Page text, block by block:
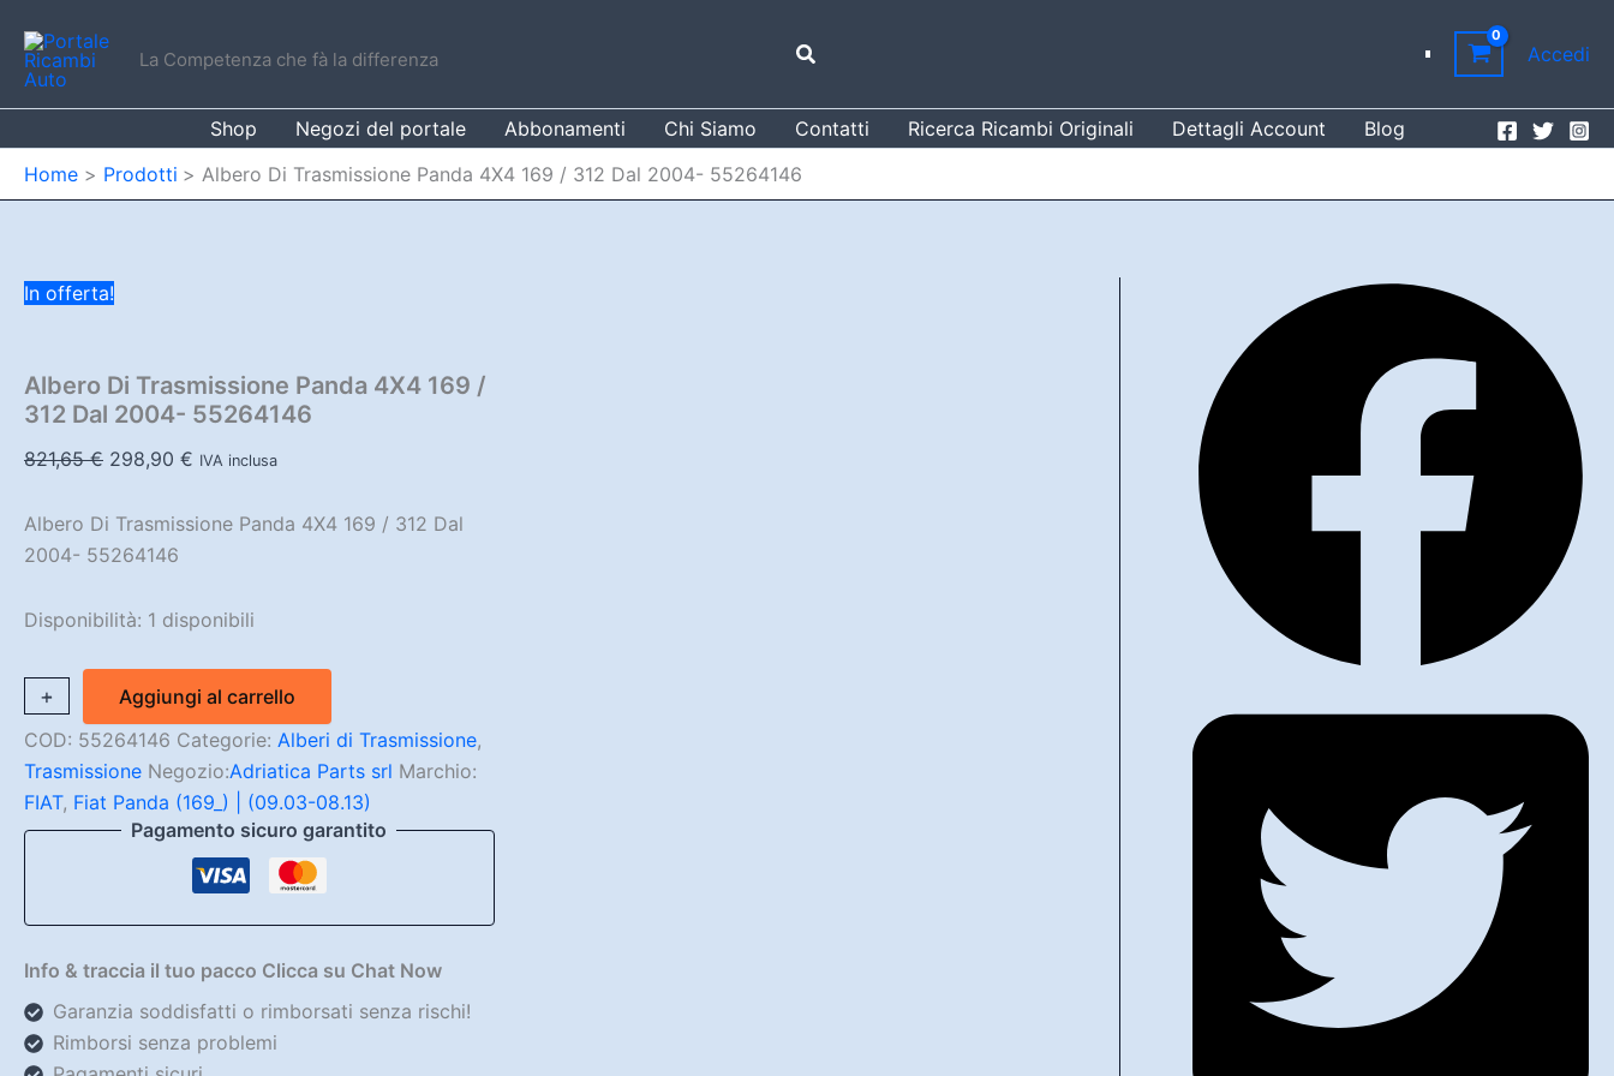
contenuto
La Competenza che fà la differenza Cerca Accedi
Shop Negozi del portale Abbonamenti Chi Siamo Contatti Ricerca Ricambi Originali Dettagli Account
Blog
Home
Prodotti Albero Di Trasmissione Panda 4X4 169 / 312 Dal 2004- 55264146
In offerta!
Albero Di Trasmissione Panda 4X4 169 /
312 Dal 2004- 55264146
821,65€ Il
originale
era:
298,90 € Il
attuale
IVA inclusa
Albero Di Trasmissione Panda 4X4 169 / 312 Dal
2004- 55264146
Disponibilità: 1 disponibili
-
Albero
Di
Trasmissione
Panda
4X4
169
/
55264146
+
Aggiungi al carrello
COD: 55264146 Categorie: Alberi di Trasmissione,
Trasmissione Negozio:Adriatica Parts srl Marchio:
FIAT, Fiat Panda (169_) | (09.03-08.13)
Pagamento sicuro garantito
Info & traccia il tuo pacco Clicca su Chat Now
Garanzia soddisfatti o rimborsati senza rischi!
Rimborsi senza problemi